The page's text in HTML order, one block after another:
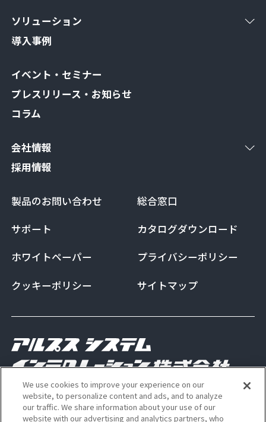
ソリューション
導入事例
イベント・セミナー
プレスリリース・お知らせ
コラム
会社情報
採用情報
製品のお問い合わせ
総合窓口
サポート
カタログダウンロード
ホワイトペーパー
プライバシーポリシー
クッキーポリシー
サイトマップ
Copyright Alps System Integration Co., Ltd. All
rights reserved
We use cookies to improve your experience on our
website, to personalize content and ads, and to analyze
our traffic. We share information about your use of our
website with our advertising and analytics partners, who